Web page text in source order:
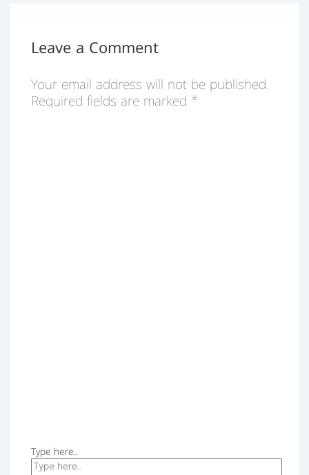
Leave a Comment
Your email address will not be published.
Required fields are marked *
Type here..